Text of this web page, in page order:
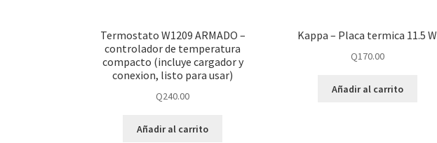
Termostato W1209 ARMADO –
controlador de temperatura
compacto (incluye cargador y
conexion, listo para usar)
Q240.00
Añadir al carrito
Kappa – Placa termica 11.5 W
Q170.00
Añadir al carrito